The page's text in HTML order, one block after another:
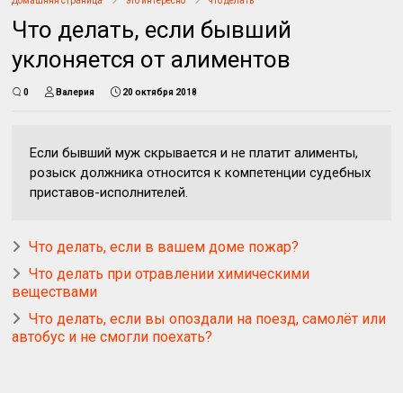
Что делать, если бывший
уклоняется от алиментов
0 Валерия 20 октября 2018
Если бывший муж скрывается и не платит алименты,
розыск должника относится к компетенции судебных
приставов-исполнителей.
Что делать, если в вашем доме пожар?
Что делать при отравлении химическими
веществами
Что делать, если вы опоздали на поезд, самолёт или
автобус и не смогли поехать?